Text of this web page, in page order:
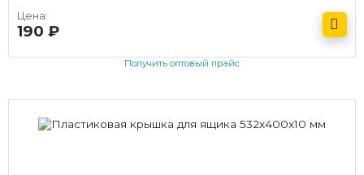
Цена:
190
Получить оптовый прайс